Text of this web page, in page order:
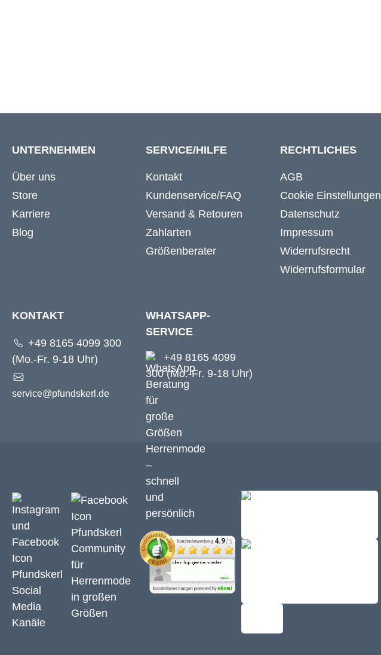
UNTERNEHMEN
Über uns
Store
Karriere
Blog
SERVICE/HILFE
Kontakt
Kundenservice/FAQ
Versand & Retouren
Zahlarten
Größenberater
RECHTLICHES
AGB
Cookie Einstellungen
Datenschutz
Impressum
Widerrufsrecht
Widerrufsformular
KONTAKT
+49 8165 4099 300
(Mo.-Fr. 9-18 Uhr)
service@pfundskerl.de
WHATSAPP-
SERVICE
+49 8165 4099
300 (Mo.-Fr. 9-18 Uhr)